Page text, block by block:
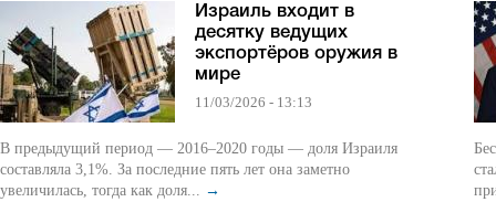
Израиль входит в
десятку ведущих
экспортёров оружия в
мире
11/03/2026 - 13:13
В предыдущий период — 2016–2020 годы — доля Израиля
составляла 3,1%. За последние пять лет она заметно
увеличилась, тогда как доля... →